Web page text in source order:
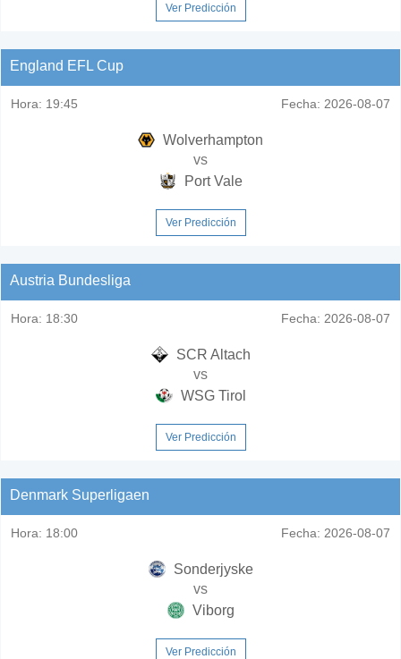
Ver Predicción
England EFL Cup
Hora: 19:45 Fecha: 2026-08-07
Wolverhampton
vs
Port Vale
Ver Predicción
Austria Bundesliga
Hora: 18:30 Fecha: 2026-08-07
SCR Altach
vs
WSG Tirol
Ver Predicción
Denmark Superligaen
Hora: 18:00 Fecha: 2026-08-07
Sonderjyske
vs
Viborg
Ver Predicción